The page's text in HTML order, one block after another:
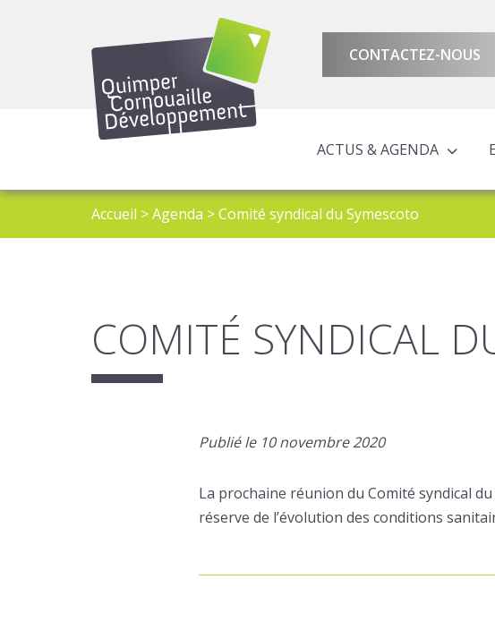
CONTACTEZ-NOUS
ACTUS & AGENDA
Accueil >Agenda >Comité syndical du Symescoto
COMITÉ SYNDICAL
Publié le 10 novembre 2020
La prochaine réunion du Comité syndical
réserve de l’évolution des conditions